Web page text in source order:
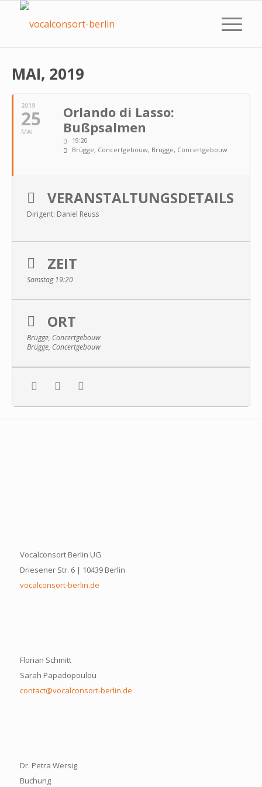
MAI, 2019
2019
25
MAI
Orlando di Lasso:
Bußpsalmen
19:20
Brügge, Concertgebouw, Brügge, Concertgebouw
VERANSTALTUNGSDETAILS
Dirigent: Daniel Reuss
ZEIT
Samstag 19:20
ORT
Brügge, Concertgebouw
Brügge, Concertgebouw
Vocalconsort Berlin UG
Driesener Str. 6 | 10439 Berlin
vocalconsort-berlin.de
Florian Schmitt
Sarah Papadopoulou
contact@vocalconsort-berlin.de
Dr. Petra Wersig
Buchung